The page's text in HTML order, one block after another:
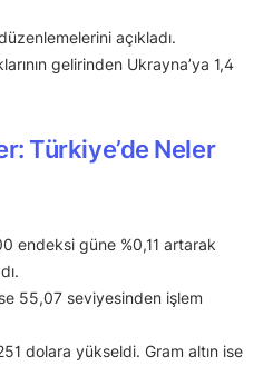
açıkladı.
gelirinden Ukrayna’ya 1,4
Türkiye’de Neler
endeksi güne %0,11 artarak
55,07 seviyesinden işlem
dolara yükseldi. Gram altın ise